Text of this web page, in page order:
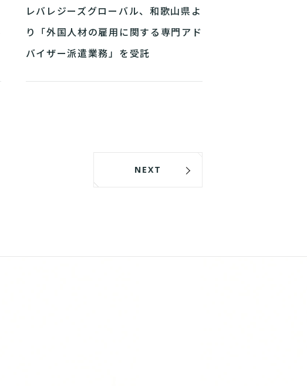
レバレジーズグローバル、和歌山県よ
り「外国人材の雇用に関する専門アド
バイザー派遣業務」を受託
NEXT